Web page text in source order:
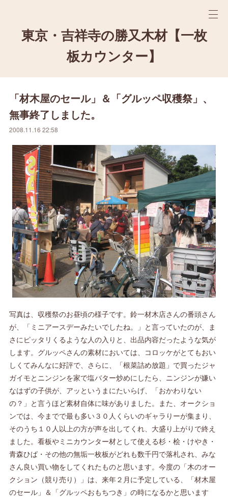
東京・吉祥寺の勝又木材【一枚
板カウンター】
「材木屋のセール」＆「グルッペ収穫祭」、
無事終了しました。
2008.11.16 22:58
写真は、収穫祭のお昼頃の様子です。鈴一材木店さんの番頭さん
が、「ミニアースデーみたいでしたね。」と言っていたのが、ま
さにピッタリくるような人の入りと、出品内容だったような気が
します。グルッペさんの素材においては、コロッケがとてもおい
しくてみんなに好評で、さらに、「根菜詰め放題」で買ったジャ
ガイモとニンジンを家で塩バター炒めにしたら、ニンジンが嫌い
なはずの子供が、アッというまにたいらげ、「おかわりない
の？」と言うほど素材自体に味がありました。また、オークショ
ンでは、今までで最も多い３０人くらいのギャラりーが集まり、
そのうち１０人以上の方が声を出してくれ、大盛り上がりで終え
ました。看板やミニカウンター材として使える杉・桧・けやき・
青森ひば・その他の無垢一枚板がどれも数千円で落札され、みな
さん良い買い物をしてくれたものと思います。今度の「木のオー
クション（競り売り）」は、来年２月に予定している、「材木屋
のセール」＆「グルッペおもちつき」の時になるかと思います